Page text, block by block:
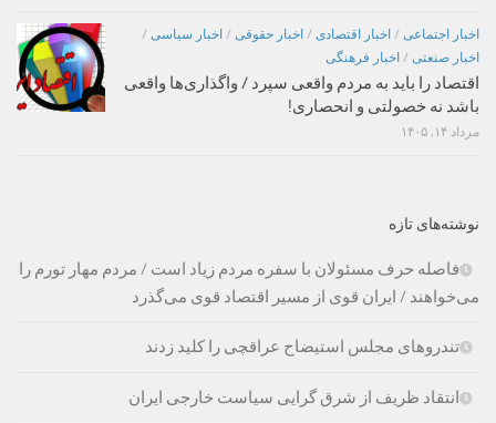
اخبار اجتماعی / اخبار اقتصادی / اخبار حقوقی / اخبار سیاسی /
اخبار صنعتی / اخبار فرهنگی
اقتصاد را باید به مردم واقعی سپرد / واگذاری‌ها واقعی
باشد نه خصولتی و انحصاری!
مرداد ۱۴, ۱۴۰۵
نوشته‌های تازه
فاصله حرف مسئولان با سفره مردم زیاد است / مردم مهار تورم را
می‌خواهند / ایران قوی از مسیر اقتصاد قوی می‌گذرد
تندروهای مجلس استیضاح عراقچی را کلید زدند
انتقاد ظریف از شرق گرایی سیاست خارجی ایران